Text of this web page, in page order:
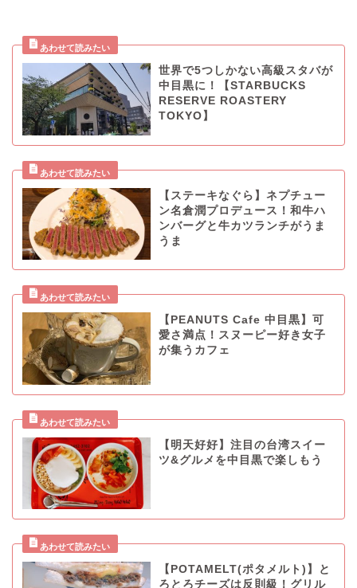
世界で5つしかない高級スタバが
中目黒に！【STARBUCKS
RESERVE ROASTERY
TOKYO】
【ステーキなぐら】ネプチュー
ン名倉潤プロデュース！和牛ハ
ンバーグと牛カツランチがうま
うま
【PEANUTS Cafe 中目黒】可
愛さ満点！スヌーピー好き女子
が集うカフェ
【明天好好】注目の台湾スイー
ツ&グルメを中目黒で楽しもう
【POTAMELT(ポタメルト)】と
ろとろチーズは反則級！グリル